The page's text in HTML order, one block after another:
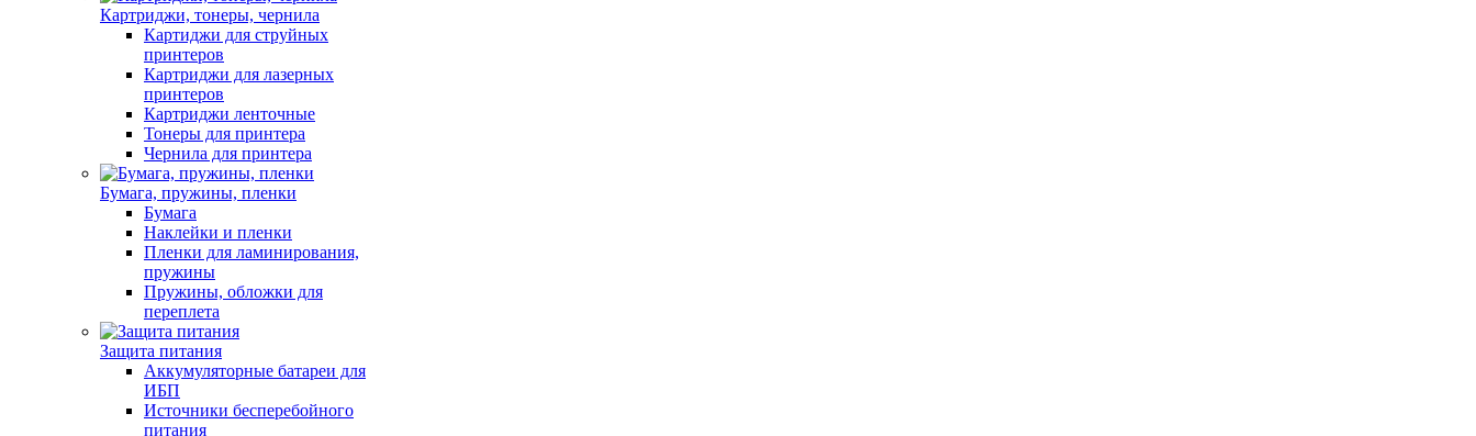
Картриджи, тонеры, чернила
Картиджи для струйных
принтеров
Картриджи для лазерных
принтеров
Картриджи ленточные
Тонеры для принтера
Чернила для принтера
Бумага, пружины, пленки
Бумага
Наклейки и пленки
Пленки для ламинирования,
пружины
Пружины, обложки для
переплета
Защита питания
Аккумуляторные батареи для
ИБП
Источники бесперебойного
питания